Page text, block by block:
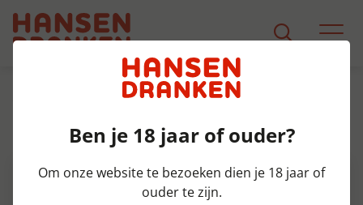
Product Detail
Amstel Radler Fust 20 ltr 2%
Ben je 18 jaar of ouder?
Om onze website te bezoeken dien je 18 jaar of
ouder te zijn.